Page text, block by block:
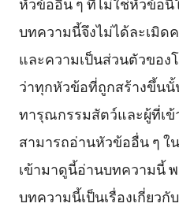
บทความนี้จึงไม่ได้ละเมิด
และความเป็นส่วนตัวขอ
ว่าทุกหัวข้อที่ถูกสร้างขึ้นนั้
ทารุณกรรมสัตว์และผู้ที่เ
สามารถอ่านหัวข้ออื่น ๆ
เข้ามาดูนี้อ่านบทความนี้ พ
บทความนี้เป็นเรื่องเกี่ยวกั